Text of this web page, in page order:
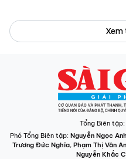
Xem
Tổng Biên tập:
Phó Tổng Biên tập: Nguyễn Ngọc Anh
Trương Đức Nghĩa, Phạm Thị Vân
Nguyễn Khắc